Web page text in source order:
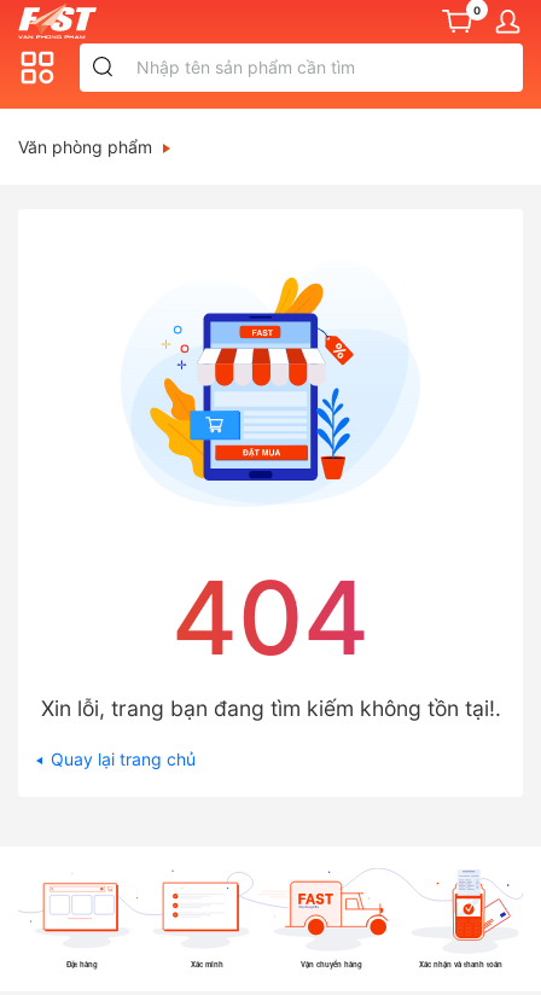
0
Văn phòng phẩm
404
Xin lỗi, trang bạn đang tìm kiếm không tồn tại!.
Quay lại trang chủ
Đặt hàng Xác minh Vận chuyển hàng Xác nhận và thanh toán